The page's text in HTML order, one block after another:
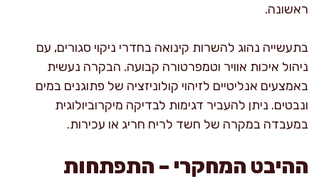
ראשונה.
בתעשייה נהוג להשרות קינואה בחדרי ניקוי סגורים, עם
ניהול איכות אוויר וטמפרטורה קבועה. הבקרה נעשית
באמצעים אנליטיים לזיהוי קולוניזציה של פתוגנים במים
ונבטים. ניתן להעביר דגימות לבדיקה מיקרוביולוגית
במעבדה במקרה של חשד לריח חריג או עכירות.
ההיבט המחקרי – התפתחות